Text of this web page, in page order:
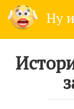
content
Ну